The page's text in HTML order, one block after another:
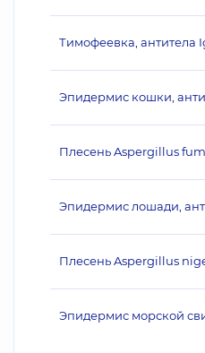
Тимофеевка, антитела
Эпидермис кошки,
Плесень Aspergillus
Эпидермис лошади,
Плесень Aspergillus
Эпидермис морской